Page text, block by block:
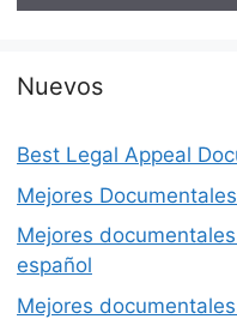
Nuevos
Best Legal Appeal
Mejores
Mejores
español
Mejores